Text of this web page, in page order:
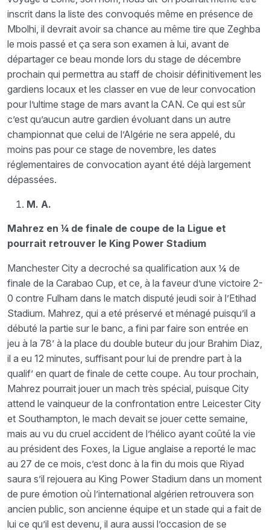
inscrit dans la liste des convoqués même en présence de
Mbolhi, il devrait avoir sa chance au même tire que Zeghba
le mois passé et ça sera son examen à lui, avant de
départager ce beau monde lors du stage de décembre
prochain qui permettra au staff de choisir définitivement les
gardiens locaux et les classer en vue de leur convocation
pour l’ultime stage de mars avant la CAN. Ce qui est sûr
c’est qu’aucun autre gardien évoluant dans un autre
championnat que celui de l’Algérie ne sera appelé, du
moins pas pour ce stage de novembre, les dates
réglementaires de convocation ayant été déjà largement
dépassées.
M. A.
Mahrez en ¼ de finale de coupe de la Ligue et
pourrait retrouver le King Power Stadium
Manchester City a decroché sa qualification aux ¼ de
finale de la Carabao Cup, et ce, à la faveur d’une victoire 2-
0 contre Fulham dans le match disputé jeudi soir à l’Etihad
Stadium. Mahrez, qui a eté préservé et ménagé puisqu’il a
débuté la partie sur le banc, a fini par faire son entrée en
jeu à la 78’ à la place du double buteur du jour Brahim Diaz,
il a eu 12 minutes, suffisant pour lui de prendre part à la
qualif’ en quart de finale de cette coupe. Au tour prochain,
Mahrez pourrait jouer un mach très spécial, puisque City
attend le vainqueur de la confrontation entre Leicester City
et Southampton, le mach devait se jouer cette semaine,
mais au vu du cruel accident de l’hélico ayant coûté la vie
au président des Foxes, la Ligue anglaise a reporté le mac
au 27 de ce mois, c’est donc à la fin du mois que Riyad
saura s’il rejouera au King Power Stadium dans un moment
de pure émotion où l’international algérien retrouvera son
ancien public, son ancienne équipe et un stade qui a fait de
lui ce qu’il est devenu, il aura aussi l’occasion de se